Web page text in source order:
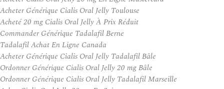
Acheter Générique Cialis Oral Jelly Toulouse
Acheté 20 mg Cialis Oral Jelly À Prix Réduit
Commander Générique Tadalafil Berne
Tadalafil Achat En Ligne Canada
Acheter Générique Cialis Oral Jelly Tadalafil Bâle
Ordonner Générique Cialis Oral Jelly 20 mg Bâle
Ordonner Générique Cialis Oral Jelly Tadalafil Marseille